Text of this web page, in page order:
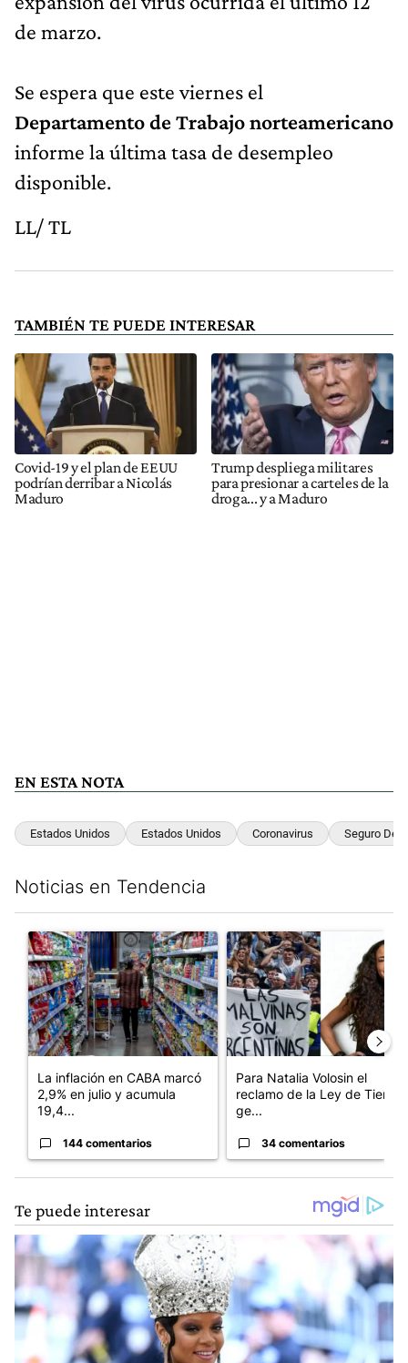
de marzo.
Se espera que este viernes el
Departamento de Trabajo norteamericano
informe la última tasa de desempleo
disponible.
LL/ TL
TAMBIÉN TE PUEDE INTERESAR
Covid-19 y el plan de EEUU
podrían derribar a Nicolás
Maduro
Trump despliega militares
para presionar a carteles de la
droga... y a Maduro
EN ESTA NOTA
Estados Unidos Estados Unidos Coronavirus Seguro De
Noticias en Tendencia
Un artículo de tendencia con el título "La inflación en CABA
La inflación en CABA marcó
2,9% en julio y acumula
19,4...
144 comentarios
Un artículo de tendencia con
Para Natalia Volosin el
reclamo de la Ley de Tierras
ge...
34 comentarios